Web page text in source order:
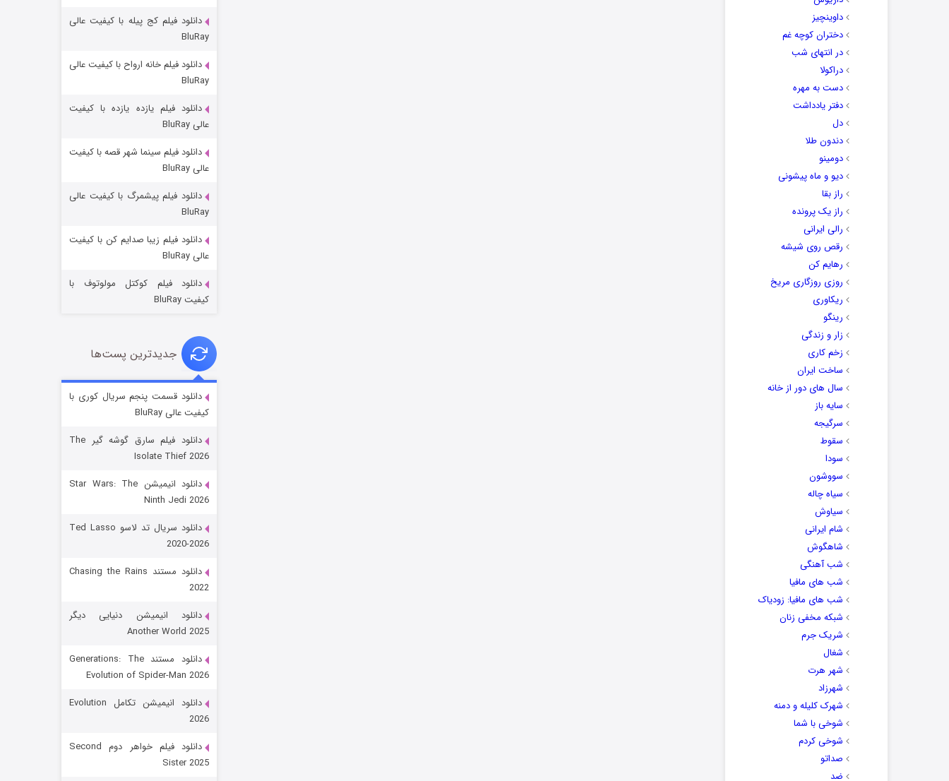
داوینچیز
دختران کوچه غم
در انتهای شب
دراکولا
دست به مهره
دفتر یادداشت
دل
دندون طلا
دومینو
دیو و ماه پیشونی
راز بقا
راز یک پرونده
رالی ایرانی
رقص روی شیشه
رهایم کن
روزی روزگاری مریخ
ریکاوری
رینگو
زار و زندگی
زخم کاری
ساخت ایران
سال های دور از خانه
سایه باز
سرگیجه
سقوط
سودا
سووشون
سیاه چاله
سیاوش
شام ایرانی
شاهگوش
شب آهنگی
شب های مافیا
شب های مافیا: زودیاک
شبکه مخفی زنان
شریک جرم
شغال
شهر هرت
شهرزاد
شهرک کلیله و دمنه
شوخی با شما
شوخی کردم
صداتو
ضد
خاندان اژدها فصل ۳
جادوگری در مغولستان
قسمت۶ (زیرنویس)
رویایی برای تو
قسمت۱۵ (دوبله)
دانلود فیلم کج‌ پیله با کیفیت عالی
BluRay
دانلود فیلم خانه ارواح با کیفیت عالی
BluRay
دانلود فیلم یازده یازده با کیفیت
عالی BluRay
دانلود فیلم سینما شهر قصه با کیفیت
عالی BluRay
دانلود فیلم پیشمرگ با کیفیت عالی
BluRay
دانلود فیلم زیبا صدایم کن با کیفیت
عالی BluRay
دانلود فیلم کوکتل مولوتوف با
کیفیت BluRay
جدیدترین پست‌ها
دانلود قسمت پنجم سریال کوری با
کیفیت عالی BluRay
دانلود فیلم سارق گوشه گیر The
Isolate Thief 2026
دانلود انیمیشن Star Wars: The
Ninth Jedi 2026
دانلود سریال تد لاسو Ted Lasso
2020-2026
دانلود مستند Chasing the Rains
2022
دانلود انیمیشن دنیایی دیگر
Another World 2025
دانلود مستند Generations: The
Evolution of Spider-Man 2026
دانلود انیمیشن تکامل Evolution
2026
دانلود فیلم خواهر دوم Second
Sister 2025